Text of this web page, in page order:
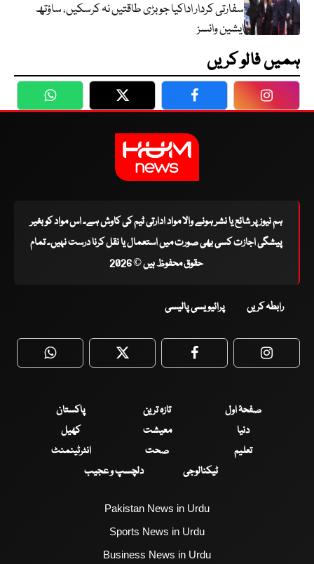
سفارتی کردار اداکیا جو بڑی طاقتیں نہ کرسکیں، ساؤتھ
ایشین وائسز
ہمیں فالو کریں
WhatsApp Twitter Facebook
ہم نیوز پر شائع یا نشر ہونے والا مواد ادارتی ٹیم کی کاوش ہے۔ اس مواد کو بغیر
پیشگی اجازت کسی بھی صورت میں استعمال یا نقل کرنا درست نہیں۔ تمام
حقوق محفوظ ہیں © 2026
رابطہ کریں پرائیویسی پالیسی
WhatsApp Twitter Facebook
صفحۂ اول تازہ ترین
پاکستان
دنیا
معیشت
کھیل
تعلیم
صحت
انٹرٹینمنٹ
ٹیکنالوجی
دلچسپ و عجیب
Pakistan News in Urdu
Sports News in Urdu
Business News in Urdu